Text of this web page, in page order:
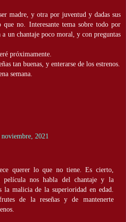
madre, y otra por juventud y dadas sus
que no. Interesante tema sobre todo por
a un chantaje poco moral, y con preguntas
próximamente.
tan buenas, y enterarse de los estrenos.
semana.
noviembre, 2021
querer lo que no tiene. Es cierto,
película nos habla del chantaje y la
la malicia de la superioridad en edad.
de la reseñas y de mantenerte